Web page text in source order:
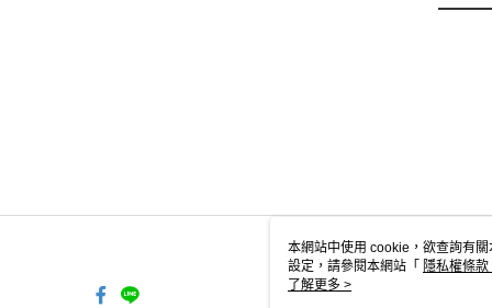
本網站中使用 cookie，欲查詢有
設定，請參閱本網站「 隱私權條款
使用 cookie。
了解更多 >